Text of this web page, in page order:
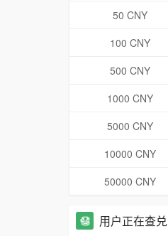
50 CNY
100 CNY
500 CNY
1000 CNY
5000 CNY
10000 CNY
50000 CNY
用户正在查兑